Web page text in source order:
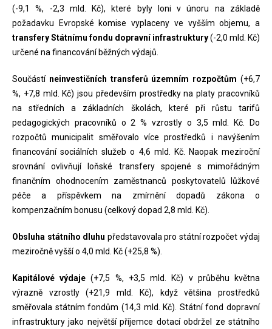
(-9,1 %, -2,3 mld. Kč), které byly loni v únoru na základě
požadavku Evropské komise vyplaceny ve vyšším objemu, a
transfery Státnímu fondu dopravní infrastruktury(-2,0 mld. Kč)
určené na financování běžných výdajů.
Součástí neinvestičních transferů územním rozpočtům(+6,7
%, +7,8 mld. Kč) jsou především prostředky na platy pracovníků
na středních a základních školách, které při růstu tarifů
pedagogických pracovníků o 2 % vzrostly o 3,5 mld. Kč. Do
rozpočtů municipalit směřovalo více prostředků i navýšením
financování sociálních služeb o 4,6 mld. Kč. Naopak meziroční
srovnání ovlivňují loňské transfery spojené s mimořádným
finančním ohodnocením zaměstnanců poskytovatelů lůžkové
péče a příspěvkem na zmírnění dopadů zákona o
kompenzačním bonusu (celkový dopad 2,8 mld. Kč).
Obsluha státního dluhu představovala pro státní rozpočet výdaj
meziročně vyšší o 4,0 mld. Kč (+25,8 %).
Kapitálové výdaje (+7,5 %, +3,5 mld. Kč) v průběhu května
výrazně vzrostly (+21,9 mld. Kč), když většina prostředků
směřovala státním fondům (14,3 mld. Kč). Státní fond dopravní
infrastruktury jako největší příjemce dotací obdržel ze státního